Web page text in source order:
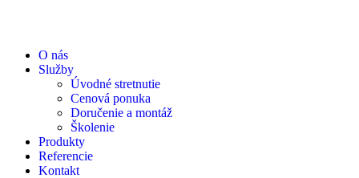
O nás
Služby
Úvodné stretnutie
Cenová ponuka
Doručenie a montáž
Školenie
Produkty
Referencie
Kontakt